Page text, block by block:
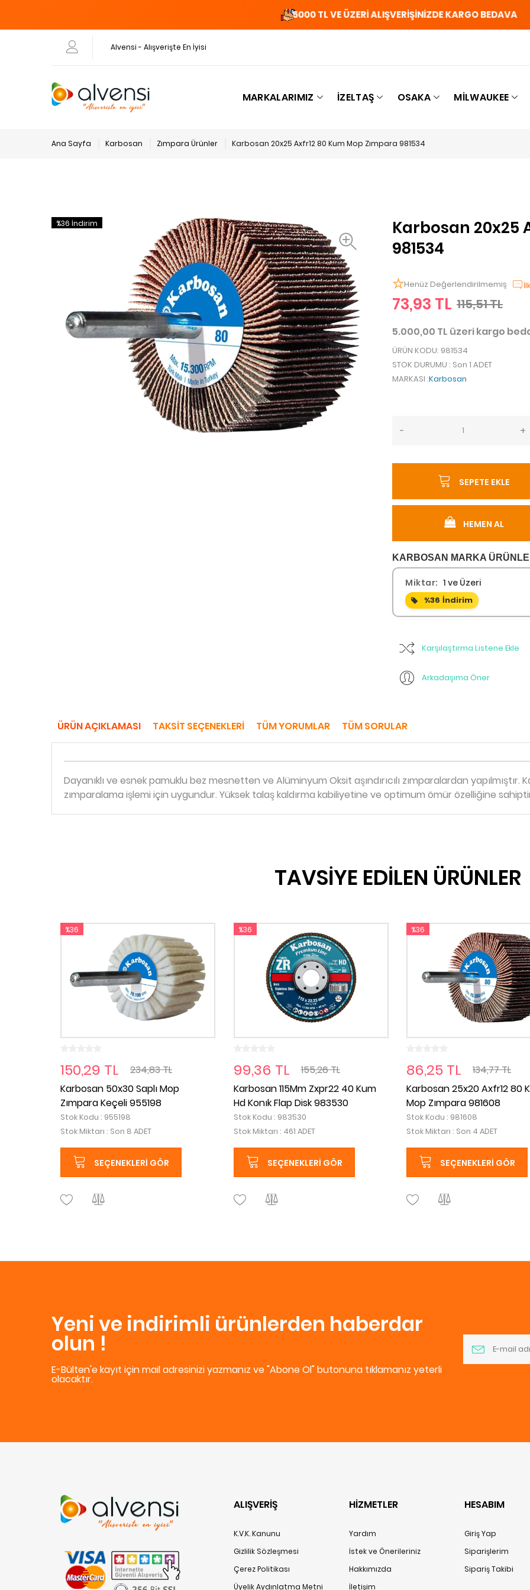
5000 TL VE ÜZERİ ALIŞVERİŞİNİZDE KARGO BEDAVA
Alvensi - Alışverişte En İyisi
MARKALARIMIZ İZELTAŞ OSAKA MILWAUKEE
Ana Sayfa Karbosan Zımpara Ürünler Karbosan 20x25 Axfr12 80 Kum Mop Zımpara 981534
Karbosan 20x25
981534
Henüz Değerlendirilmemiş
73,93 TL 115,51 TL
5.000,00 TL üzeri kargo
ÜRÜN KODU: 981534
STOK DURUMU : Son 1 ADET
MARKASI :Karbosan
- +
SEPETE EKLE
HEMEN AL
KARBOSAN MARKA
Miktar: 1 ve Üzeri
%36 İndirim
Karşılaştırma Listene Ekle
Arkadaşıma Öner
%36 İndirim
ÜRÜN AÇIKLAMASI TAKSIT SEÇENEKLERI TÜM YORUMLAR TÜM SORULAR
Dayanıklı ve esnek pamuklu bez mesnetten ve Alüminyum Oksit aşındırıcılı zımparalardan
zımparalama işlemi için uygundur. Yüksek talaş kaldırma kabiliyetine ve optimum ömür özelliğine
TAVSİYE EDİLEN ÜRÜNLER
%36
150,29 TL
234,83 TL
Karbosan 50x30 Saplı Mop
Zımpara Keçeli 955198
Stok Kodu : 955198
Stok Miktarı : Son 8 ADET
SEÇENEKLERI GÖR
%36
99,36 TL
155,26 TL
Karbosan 115Mm Zxpr22 40 Kum
Hd Konık Flap Disk 983530
Stok Kodu : 983530
Stok Miktarı : 461 ADET
SEÇENEKLERI GÖR
%36
86,25 TL
134,77 TL
Karbosan 25x20 Axfr12 80
Mop Zımpara 981608
Stok Kodu : 981608
Stok Miktarı : Son 4 ADET
SEÇENEKLERI GÖR
Yeni ve indirimli ürünlerden haberdar
olun !
E-Bülten'e kayıt için mail adresinizi yazmanız ve "Abone Ol" butonuna tıklamanız yeterli
olacaktır.
ALIŞVERİŞ
K.V.K. Kanunu
Gizlilik Sözleşmesi
Çerez Politikası
Üyelik Aydınlatma Metni
HİZMETLER
Yardım
İstek ve Önerileriniz
Hakkımızda
İletişim
HESABIM
Giriş Yap
Siparişlerim
Sipariş Takibi